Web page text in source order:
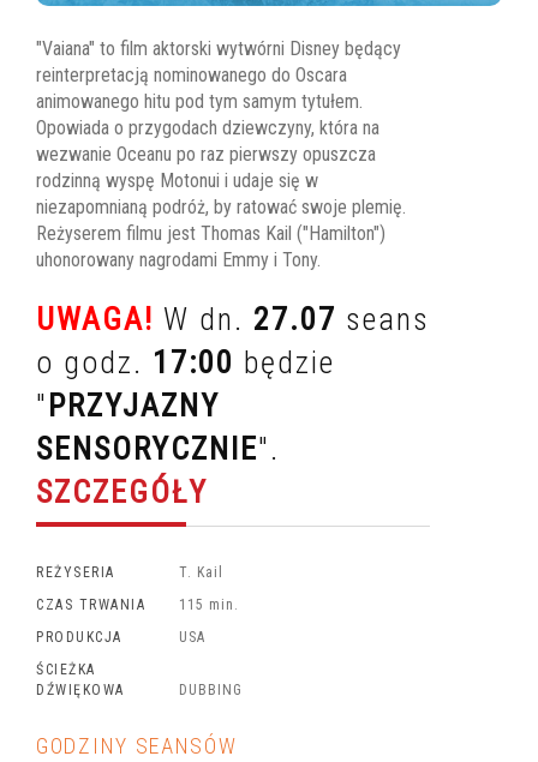
"Vaiana" to film aktorski wytwórni Disney będący
reinterpretacją nominowanego do Oscara
animowanego hitu pod tym samym tytułem.
Opowiada o przygodach dziewczyny, która na
wezwanie Oceanu po raz pierwszy opuszcza
rodzinną wyspę Motonui i udaje się w
niezapomnianą podróż, by ratować swoje plemię.
Reżyserem filmu jest Thomas Kail ("Hamilton")
uhonorowany nagrodami Emmy i Tony.
UWAGA! W dn. 27.07 seans
o godz. 17:00 będzie
" PRZYJAZNY
SENSORYCZNIE".
SZCZEGÓŁY
REŻYSERIA
T. Kail
CZAS TRWANIA
115 min.
PRODUKCJA
USA
ŚCIEŻKA
DŹWIĘKOWA
DUBBING
GODZINY SEANSÓW